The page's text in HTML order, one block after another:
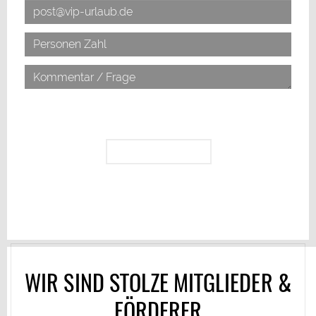
WIR SIND STOLZE MITGLIEDER &